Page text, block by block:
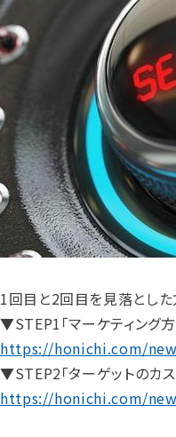
1回目と2回目を見落とし
▼STEP1「マーケティング
https://honichi.com/
▼STEP2「ターゲットのカ
https://honichi.com/